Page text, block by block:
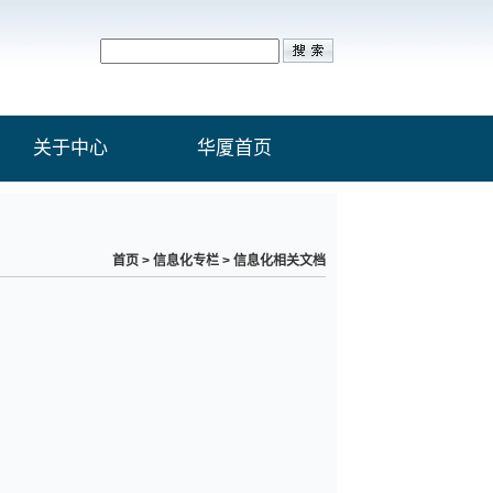
关于中心 华厦首页
首页 > 信息化专栏 > 信息化相关文档